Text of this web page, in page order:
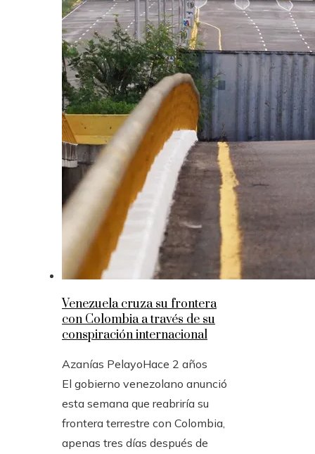
Venezuela cruza su frontera
con Colombia a través de su
conspiración internacional
Azanías PelayoHace 2 años
El gobierno venezolano anunció
esta semana que reabriría su
frontera terrestre con Colombia,
apenas tres días después de